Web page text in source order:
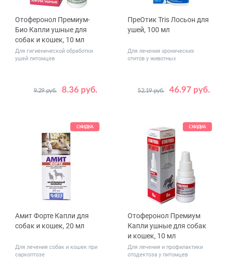
Отоферонол Премиум-
Био Капли ушные для
собак и кошек, 10 мл
Для гигиенической обработки
ушей питомцев
8.36 руб.
9.29 руб.
ПреОтик Tris Лосьон для
ушей, 100 мл
Для лечения хронических
отитов у животных
46.97 руб.
52.19 руб.
СКИДКА
Амит Форте Капли для
собак и кошек, 20 мл
Для лечения собак и кошек при
саркоптозе
СКИДКА
Отоферонол Премиум
Капли ушные для собак
и кошек, 10 мл
Для лечения и профилактики
отодектоза у питомцев